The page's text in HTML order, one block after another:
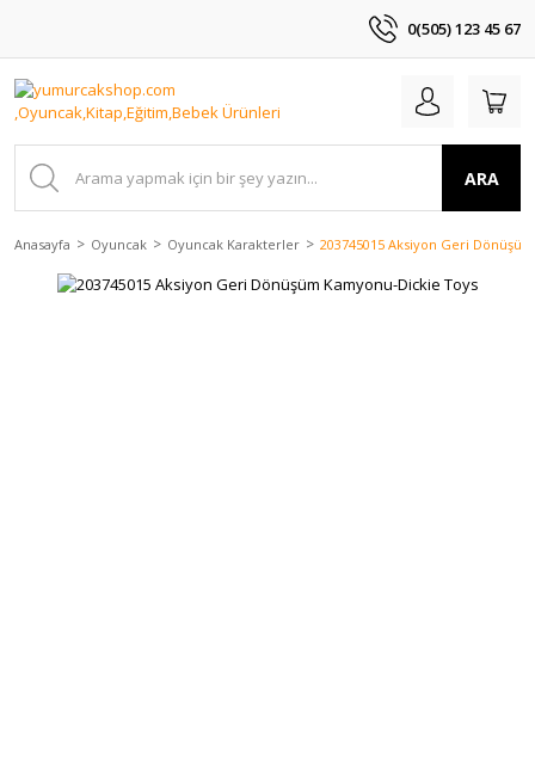
0(505) 123 45 67
ARA
Anasayfa Oyuncak Oyuncak Karakterler 203745015 Aksiyon Geri